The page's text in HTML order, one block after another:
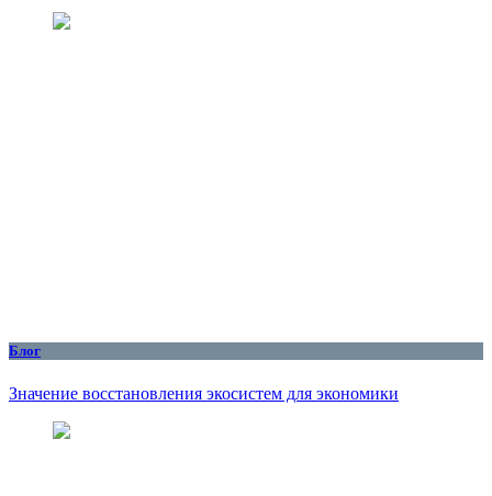
Блог
Значение восстановления экосистем для экономики